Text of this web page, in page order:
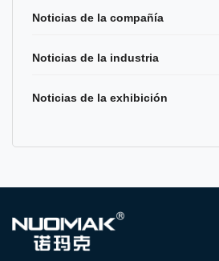
Noticias de la compañía
Noticias de la industria
Noticias de la exhibición